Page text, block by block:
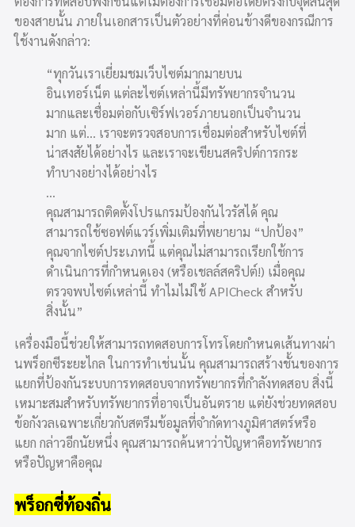
ของสายนั้น ภายในเอกสารเป็นตัวอย่างที่ค่อนข้างดีของกรณีการ
ใช้งานดังกล่าว:
“ทุกวันเราเยี่ยมชมเว็บไซต์มากมายบน
อินเทอร์เน็ต แต่ละไซต์เหล่านี้มีทรัพยากรจำนวน
มากและเชื่อมต่อกับเซิร์ฟเวอร์ภายนอกเป็นจำนวน
มาก แต่… เราจะตรวจสอบการเชื่อมต่อสำหรับไซต์ที่
น่าสงสัยได้อย่างไร และเราจะเขียนสคริปต์การกระ
ทำบางอย่างได้อย่างไร
…
คุณสามารถติดตั้งโปรแกรมป้องกันไวรัสได้ คุณ
สามารถใช้ซอฟต์แวร์เพิ่มเติมที่พยายาม “ปกป้อง”
คุณจากไซต์ประเภทนี้ แต่คุณไม่สามารถเรียกใช้การ
ดำเนินการที่กำหนดเอง (หรือเชลล์สคริปต์!) เมื่อคุณ
ตรวจพบไซต์เหล่านี้ ทำไมไม่ใช้ APICheck สำหรับ
สิ่งนั้น”
เครื่องมือนี้ช่วยให้สามารถทดสอบการโทรโดยกำหนดเส้นทางผ่า
นพร็อกซีระยะไกล ในการทำเช่นนั้น คุณสามารถสร้างชั้นของการ
แยกที่ป้องกันระบบการทดสอบจากทรัพยากรที่กำลังทดสอบ สิ่งนี้
เหมาะสมสำหรับทรัพยากรที่อาจเป็นอันตราย แต่ยังช่วยทดสอบ
ข้อกังวลเฉพาะเกี่ยวกับสตรีมข้อมูลที่จำกัดทางภูมิศาสตร์หรือ
แยก กล่าวอีกนัยหนึ่ง คุณสามารถค้นหาว่าปัญหาคือทรัพยากร
หรือปัญหาคือคุณ
พร็อกซี่ท้องถิ่น